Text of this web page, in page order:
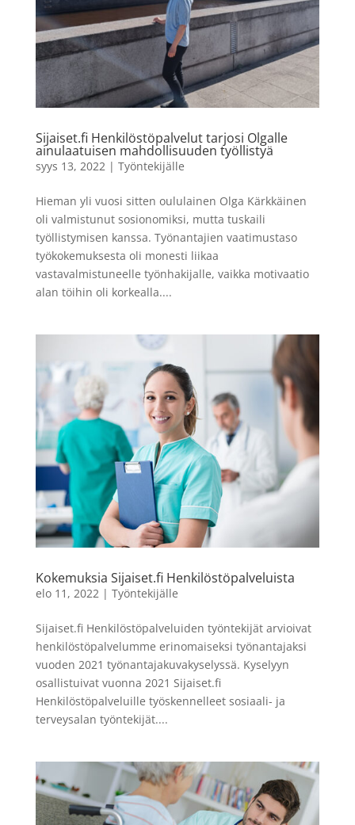
Sijaiset.fi Henkilöstöpalvelut tarjosi Olgalle
ainulaatuisen mahdollisuuden työllistyä
syys 13, 2022| Työntekijälle
Hieman yli vuosi sitten oululainen Olga Kärkkäinen
oli valmistunut sosionomiksi, mutta tuskaili
työllistymisen kanssa. Työnantajien vaatimustaso
työkokemuksesta oli monesti liikaa
vastavalmistuneelle työnhakijalle, vaikka motivaatio
alan töihin oli korkealla....
Kokemuksia Sijaiset.fi Henkilöstöpalveluista
elo 11, 2022| Työntekijälle
Sijaiset.fi Henkilöstöpalveluiden työntekijät arvioivat
henkilöstöpalvelumme erinomaiseksi työnantajaksi
vuoden 2021 työnantajakuvakyselyssä. Kyselyyn
osallistuivat vuonna 2021 Sijaiset.fi
Henkilöstöpalveluille työskennelleet sosiaali- ja
terveysalan työntekijät....